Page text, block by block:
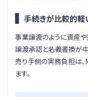
手続きが比較的軽
事業譲渡のように資産
譲渡承認と名義書換が中
売り手側の実務負担は
ます。